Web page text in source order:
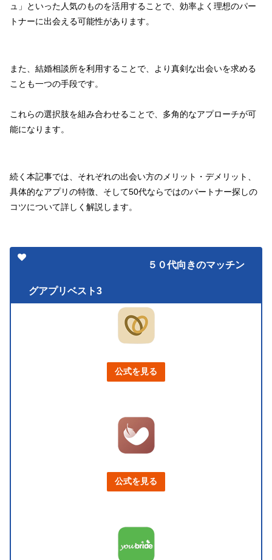
ュ」といった人気のものを活用することで、効率よく理想のパー
トナーに出会える可能性があります。
また、結婚相談所を利用することで、より真剣な出会いを求める
ことも一つの手段です。
これらの選択肢を組み合わせることで、多角的なアプローチが可
能になります。
続く本記事では、それぞれの出会い方のメリット・デメリット、
具体的なアプリの特徴、そして50代ならではのパートナー探しの
コツについて詳しく解説します。
５０代向きのマッチン
グアプリベスト3
公式を見る
公式を見る